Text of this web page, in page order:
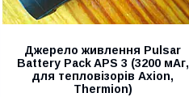
Джерело живлення Pulsar
Battery Pack APS 3 (3200 мАг,
для тепловізорів Axion,
Thermion)